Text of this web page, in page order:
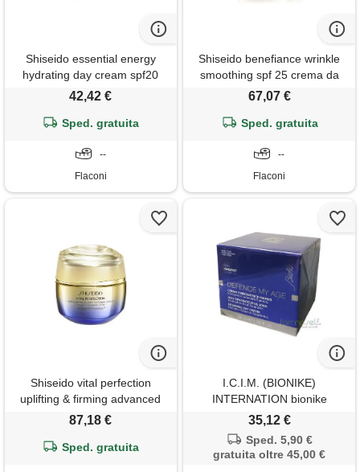
Shiseido essential energy
hydrating day cream spf20
crema da giorno 50 ml
42,42 €
Sped. gratuita
--
Flaconi
Shiseido benefiance wrinkle
smoothing spf 25 crema da
giorno 50 ml
67,07 €
Sped. gratuita
--
Flaconi
Shiseido vital perfection
uplifting & firming advanced
cream enriched crema per il
87,18 €
Sped. gratuita
I.C.I.M. (BIONIKE)
INTERNATION bionike
defence my age crema
rinnovatrice giorno 50ml
35,12 €
Sped. 5,90 €
gratuita oltre 45,00 €